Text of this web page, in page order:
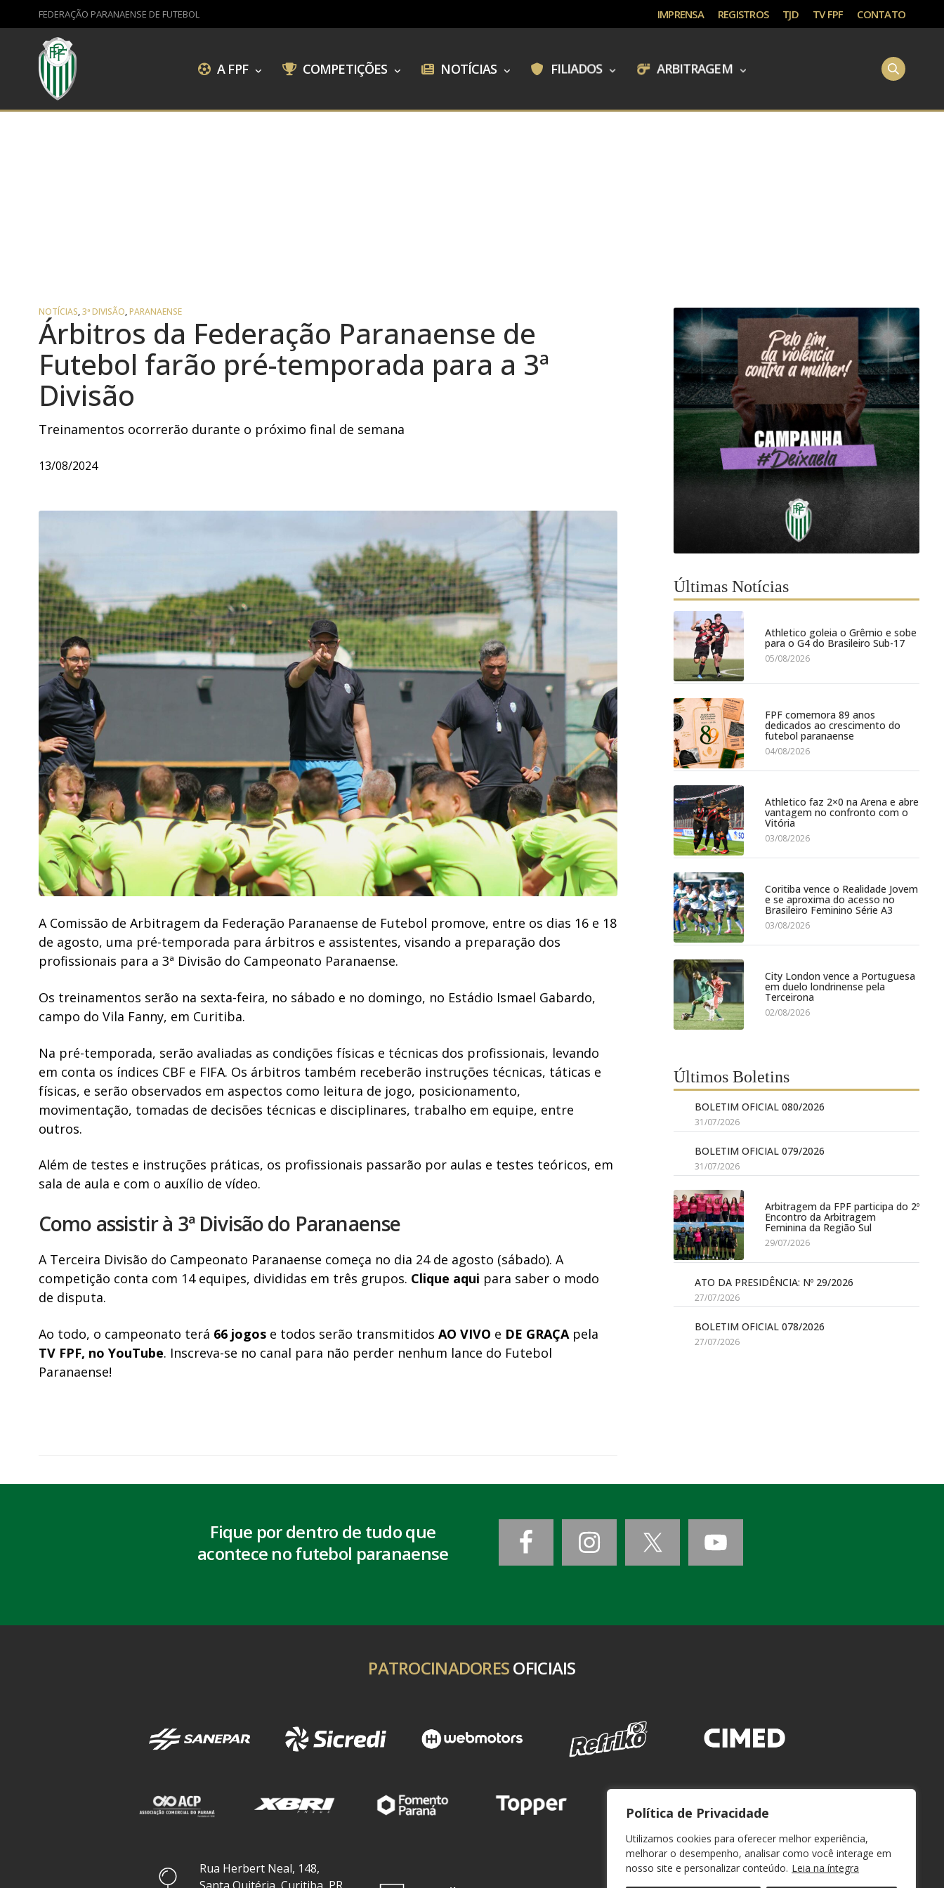
Política de Privacidade
Utilizamos cookies para oferecer melhor experiência,
melhorar o desempenho, analisar como você interage em
nosso site e personalizar conteúdo. Leia na íntegra
FEDERAÇÃO PARANAENSE DE FUTEBOL IMPRENSA REGISTROS TJD TV FPF CONTATO
A FPF COMPETIÇÕES NOTÍCIAS FILIADOS ARBITRAGEM
NOTÍCIAS,3ª DIVISÃO,PARANAENSE
Árbitros da Federação Paranaense de
Futebol farão pré-temporada para a 3ª
Divisão
Treinamentos ocorrerão durante o próximo final de semana
13/08/2024
A Comissão de Arbitragem da Federação Paranaense de Futebol promove, entre os dias 16 e 18
de agosto, uma pré-temporada para árbitros e assistentes, visando a preparação dos
profissionais para a 3ª Divisão do Campeonato Paranaense.
Os treinamentos serão na sexta-feira, no sábado e no domingo, no Estádio Ismael Gabardo,
campo do Vila Fanny, em Curitiba.
Na pré-temporada, serão avaliadas as condições físicas e técnicas dos profissionais, levando
em conta os índices CBF e FIFA. Os árbitros também receberão instruções técnicas, táticas e
físicas, e serão observados em aspectos como leitura de jogo, posicionamento,
movimentação, tomadas de decisões técnicas e disciplinares, trabalho em equipe, entre
outros.
Além de testes e instruções práticas, os profissionais passarão por aulas e testes teóricos, em
sala de aula e com o auxílio de vídeo.
Como assistir à 3ª Divisão do Paranaense
A Terceira Divisão do Campeonato Paranaense começa no dia 24 de agosto (sábado). A
competição conta com 14 equipes, divididas em três grupos. Clique aqui para saber o modo
de disputa.
Ao todo, o campeonato terá 66 jogos e todos serão transmitidosAO VIVO e DE GRAÇApela
TV FPF, no YouTube. Inscreva-se no canal para não perder nenhum lance do Futebol
Paranaense!
Últimas Notícias
Athletico goleia o Grêmio e sobe
para o G4 do Brasileiro Sub-17
05/08/2026
FPF comemora 89 anos
dedicados ao crescimento do
futebol paranaense
04/08/2026
Athletico faz 2×0 na Arena e abre
vantagem no confronto com o
Vitória
03/08/2026
Coritiba vence o Realidade Jovem
e se aproxima do acesso no
Brasileiro Feminino Série A3
03/08/2026
City London vence a Portuguesa
em duelo londrinense pela
Terceirona
02/08/2026
Últimos Boletins
BOLETIM OFICIAL 080/2026
31/07/2026
BOLETIM OFICIAL 079/2026
31/07/2026
Arbitragem da FPF participa do 2º
Encontro da Arbitragem
Feminina da Região Sul
29/07/2026
ATO DA PRESIDÊNCIA: Nº 29/2026
27/07/2026
BOLETIM OFICIAL 078/2026
27/07/2026
Fique por dentro de tudo que
acontece no futebol paranaense
PATROCINADORESOFICIAIS
Rua Herbert Neal, 148,